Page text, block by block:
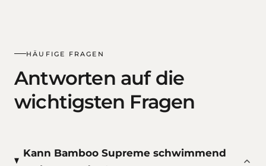
HÄUFIGE FRAGEN
Antworten auf die
wichtigsten Fragen
Kann Bamboo Supreme schwimmend